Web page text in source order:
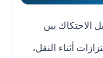
الاحتكاك بين
أثناء النقل،